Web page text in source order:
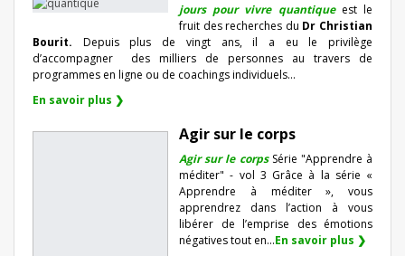
jours pour vivre quantiqueest le
fruit des recherches du Dr Christian
Bourit. Depuis plus de vingt ans, il a eu le privilège
d’accompagner
des milliers de personnes au travers de
programmes en ligne ou de coachings individuels…
En savoir plus ❯
Agir sur le corps
Agir sur le corpsSérie "Apprendre à
méditer" - vol 3 Grâce à la série «
Apprendre à méditer », vous
apprendrez dans l’action à vous
libérer de l’emprise des émotions
négatives tout en...En savoir plus ❯